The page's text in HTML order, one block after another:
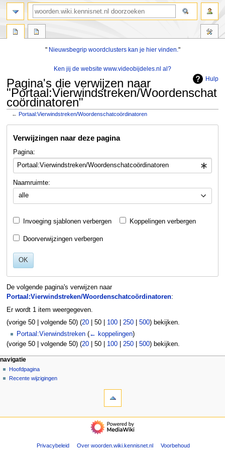
" Nieuwsbegrip woordclusters kan je hier vinden."
Ken jij de website www.videobijdeles.nl al?
Hulp
Pagina's die verwijzen naar
"Portaal:Vierwindstreken/Woordenschat
coördinatoren"
←Portaal:Vierwindstreken/Woordenschatcoördinatoren
navigatie
zoeken
Verwijzingen naar deze pagina
Pagina:
Naamruimte:
alle
Invoeging sjablonen verbergen Koppelingen verbergen
Doorverwijzingen verbergen
OK
De volgende pagina's verwijzen naar
Portaal:Vierwindstreken/Woordenschatcoördinatoren:
Er wordt 1 item weergegeven.
(vorige 50| volgende 50) (20| 50| 100| 250| 500) bekijken.
Portaal:Vierwindstreken (← koppelingen)
(vorige 50| volgende 50) (20| 50| 100| 250| 500) bekijken.
N
a
v
a
pagina-handelingen
pagina
overleg
persoonlijke hulpmiddelen
aanmelden
navigatie
Hoofdpagina
Recente wijzigingen
zoeken
navigatie
Privacybeleid Over woorden.wiki.kennisnet.nl Voorbehoud